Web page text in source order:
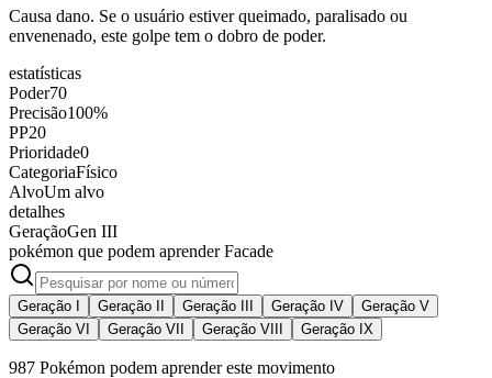
Causa dano. Se o usuário estiver queimado, paralisado ou
envenenado, este golpe tem o dobro de poder.
estatísticas
Poder70
Precisão100%
PP20
Prioridade0
CategoriaFísico
AlvoUm alvo
detalhes
GeraçãoGen III
pokémon que podem aprender Facade
Geração I Geração II Geração III Geração IV
Geração V
Geração VI
Geração VII Geração VIII Geração IX
987 Pokémon podem aprender este movimento